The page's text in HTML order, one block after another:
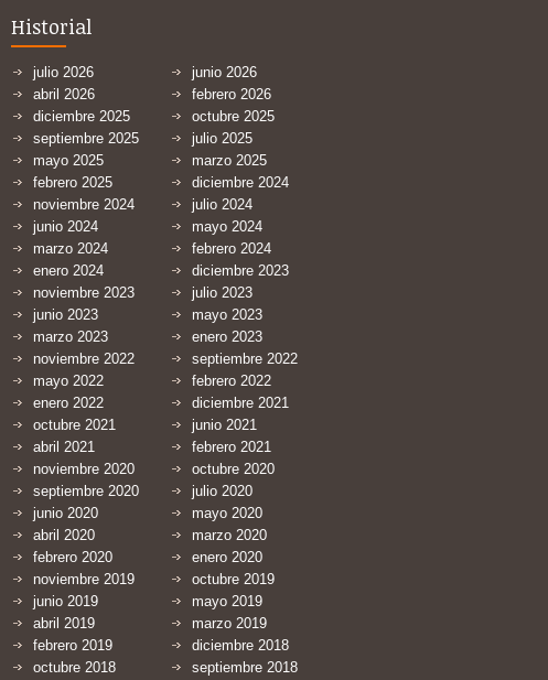
Historial
julio 2026
junio 2026
abril 2026
febrero 2026
diciembre 2025
octubre 2025
septiembre 2025
julio 2025
mayo 2025
marzo 2025
febrero 2025
diciembre 2024
noviembre 2024
julio 2024
junio 2024
mayo 2024
marzo 2024
febrero 2024
enero 2024
diciembre 2023
noviembre 2023
julio 2023
junio 2023
mayo 2023
marzo 2023
enero 2023
noviembre 2022
septiembre 2022
mayo 2022
febrero 2022
enero 2022
diciembre 2021
octubre 2021
junio 2021
abril 2021
febrero 2021
noviembre 2020
octubre 2020
septiembre 2020
julio 2020
junio 2020
mayo 2020
abril 2020
marzo 2020
febrero 2020
enero 2020
noviembre 2019
octubre 2019
junio 2019
mayo 2019
abril 2019
marzo 2019
febrero 2019
diciembre 2018
octubre 2018
septiembre 2018